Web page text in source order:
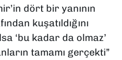
dört bir yanının
kuşatıldığını
‘bu kadar da olmaz’
tamamı gerçekti”